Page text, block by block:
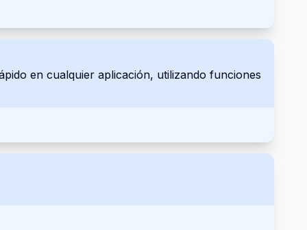
en cualquier aplicación, utilizando funciones